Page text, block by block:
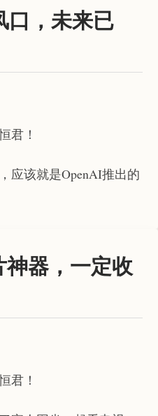
口，未来已
君！
应该就是OpenAI推出的
器，一定收
君！